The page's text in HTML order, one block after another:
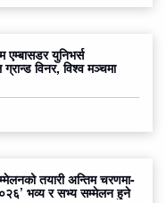
युनिभर्स
विनर, विश्व मञ्चमा
तयारी अन्तिम चरणमा-
भव्य र सभ्य सम्मेलन हुने